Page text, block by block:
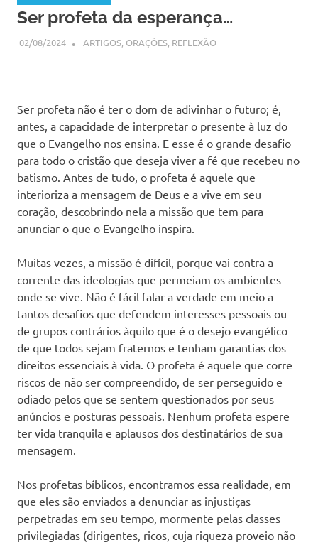
Ser profeta da esperança…
02/08/2024 SSPS BRASIL
ARTIGOS, ORAÇÕES, REFLEXÃO
Ser profeta não é ter o dom de adivinhar o futuro; é,
antes, a capacidade de interpretar o presente à luz do
que o Evangelho nos ensina. E esse é o grande desafio
para todo o cristão que deseja viver a fé que recebeu no
batismo. Antes de tudo, o profeta é aquele que
interioriza a mensagem de Deus e a vive em seu
coração, descobrindo nela a missão que tem para
anunciar o que o Evangelho inspira.
Muitas vezes, a missão é difícil, porque vai contra a
corrente das ideologias que permeiam os ambientes
onde se vive. Não é fácil falar a verdade em meio a
tantos desafios que defendem interesses pessoais ou
de grupos contrários àquilo que é o desejo evangélico
de que todos sejam fraternos e tenham garantias dos
direitos essenciais à vida. O profeta é aquele que corre
riscos de não ser compreendido, de ser perseguido e
odiado pelos que se sentem questionados por seus
anúncios e posturas pessoais. Nenhum profeta espere
ter vida tranquila e aplausos dos destinatários de sua
mensagem.
Nos profetas bíblicos, encontramos essa realidade, em
que eles são enviados a denunciar as injustiças
perpetradas em seu tempo, mormente pelas classes
privilegiadas (dirigentes, ricos, cuja riqueza proveio não